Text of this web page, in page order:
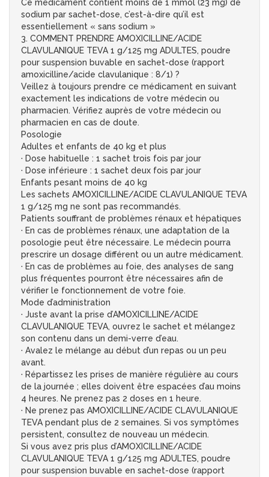
Ce médicament contient moins de 1 mmol (23 mg) de
sodium par sachet-dose, c’est-à-dire qu’il est
essentiellement « sans sodium »
3. COMMENT PRENDRE AMOXICILLINE/ACIDE
CLAVULANIQUE TEVA 1 g/125 mg ADULTES, poudre
pour suspension buvable en sachet-dose (rapport
amoxicilline/acide clavulanique : 8/1) ?
Veillez à toujours prendre ce médicament en suivant
exactement les indications de votre médecin ou
pharmacien. Vérifiez auprès de votre médecin ou
pharmacien en cas de doute.
Posologie
Adultes et enfants de 40 kg et plus
· Dose habituelle : 1 sachet trois fois par jour
· Dose inférieure : 1 sachet deux fois par jour
Enfants pesant moins de 40 kg
Les sachets AMOXICILLINE/ACIDE CLAVULANIQUE TEVA
1 g/125 mg ne sont pas recommandés.
Patients souffrant de problèmes rénaux et hépatiques
· En cas de problèmes rénaux, une adaptation de la
posologie peut être nécessaire. Le médecin pourra
prescrire un dosage différent ou un autre médicament.
· En cas de problèmes au foie, des analyses de sang
plus fréquentes pourront être nécessaires afin de
vérifier le fonctionnement de votre foie.
Mode d’administration
· Juste avant la prise d’AMOXICILLINE/ACIDE
CLAVULANIQUE TEVA, ouvrez le sachet et mélangez
son contenu dans un demi-verre d’eau.
· Avalez le mélange au début d’un repas ou un peu
avant.
· Répartissez les prises de manière régulière au cours
de la journée ; elles doivent être espacées d’au moins
4 heures. Ne prenez pas 2 doses en 1 heure.
· Ne prenez pas AMOXICILLINE/ACIDE CLAVULANIQUE
TEVA pendant plus de 2 semaines. Si vos symptômes
persistent, consultez de nouveau un médecin.
Si vous avez pris plus d’AMOXICILLINE/ACIDE
CLAVULANIQUE TEVA 1 g/125 mg ADULTES, poudre
pour suspension buvable en sachet-dose (rapport